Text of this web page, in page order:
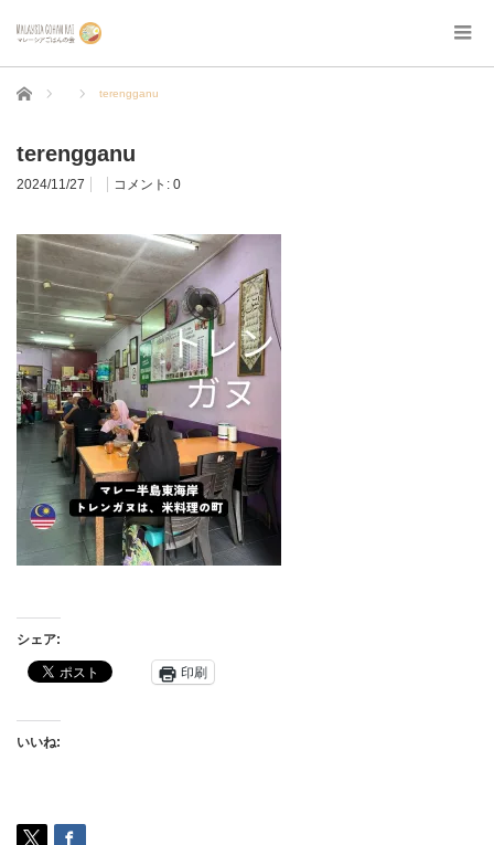
ホーム terengganu
terengganu
2024/11/27 コメント: 0
シェア:
印刷
いいね: